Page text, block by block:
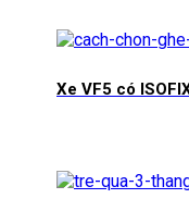
Xe VF5 có